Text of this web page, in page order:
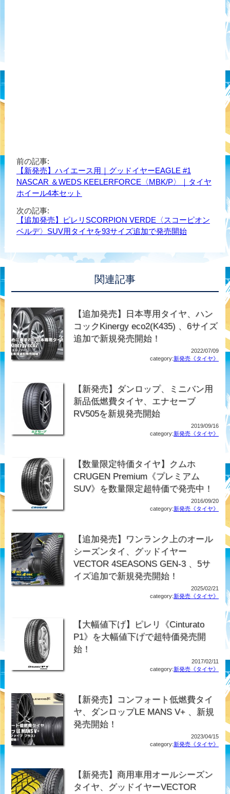
前の記事:
【新発売】ハイエース用｜グッドイヤーEAGLE #1
NASCAR ＆WEDS KEELERFORCE〈MBK/P〉｜タイヤ
ホイール4本セット
次の記事:
【追加発売】ピレリSCORPION VERDE〈スコーピオン
ベルデ〉SUV用タイヤを93サイズ追加で発売開始
関連記事
【追加発売】日本専用タイヤ、ハン
コックKinergy eco2(K435) 、6サイズ
追加で新規発売開始！
2022/07/09
category:新発売《タイヤ》
【新発売】ダンロップ、ミニバン用
新品低燃費タイヤ、エナセーブ
RV505を新規発売開始
2019/09/16
category:新発売《タイヤ》
【数量限定特価タイヤ】クムホ
CRUGEN Premium《プレミアム
SUV》を数量限定超特価で発売中！
2016/09/20
category:新発売《タイヤ》
【追加発売】ワンランク上のオール
シーズンタイ、グッドイヤー
VECTOR 4SEASONS GEN-3 、5サ
イズ追加で新規発売開始！
2025/02/21
category:新発売《タイヤ》
【大幅値下げ】ピレリ《Cinturato
P1》を大幅値下げで超特価発売開
始！
2017/02/11
category:新発売《タイヤ》
【新発売】コンフォート低燃費タイ
ヤ、ダンロップLE MANS V+ 、新規
発売開始！
2023/04/15
category:新発売《タイヤ》
【新発売】商用車用オールシーズン
タイヤ、グッドイヤーVECTOR